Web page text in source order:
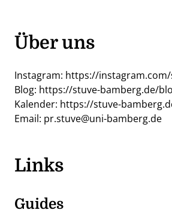
Über uns
Instagram: https://
Blog: https://stuve-bamberg.de/
Kalender: https://stuve-
Email: pr.stuve@uni-bamberg.de
Links
Guides